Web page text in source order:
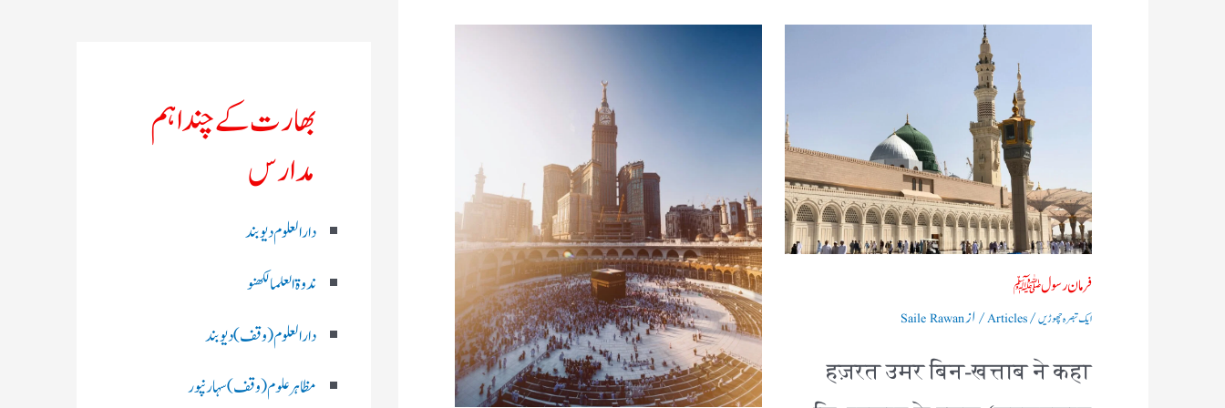
فرمان رسولﷺ
ایک تبصرہ چھوڑیں/
Articles/ ازSaile Rawan
हज़रत उमर बिन-खत्ताब ने कहा
بھارت کے چند اہم
مدارس
دارالعلوم دیوبند
ندوۃالعلما لکھنو
دارالعلوم (وقف)دیوبند
مظاہرعلوم (وقف)سہارنپور